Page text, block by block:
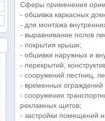
Сферы применения
- обшивка каркасных
- для монтажа
- выравнивание полов
- покрытия крыши;
- обшивки наружных и
- перекрытий,
- сооружений лестниц,
- временных ограждений
- сооружения
рекламных щитов;
- застройки помещений